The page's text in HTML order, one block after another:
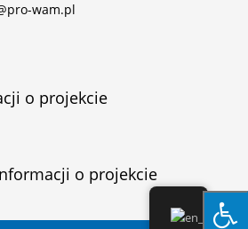
wam.pl
o projekcie
o projekcie